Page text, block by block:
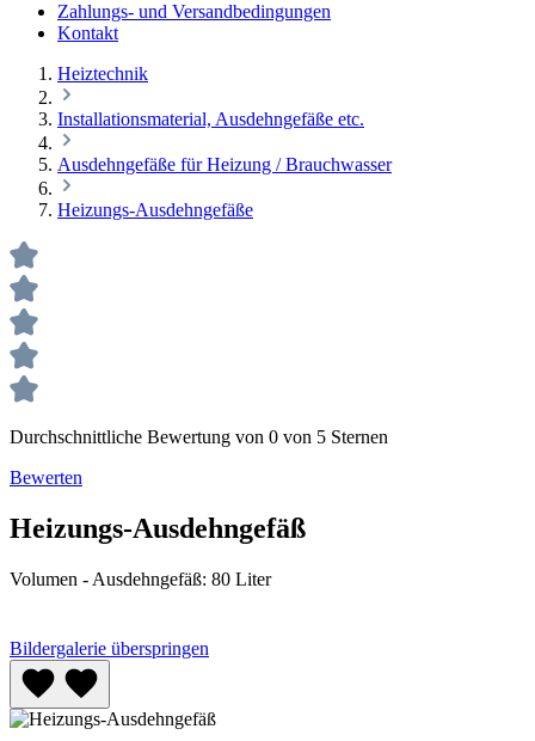
Zahlungs- und Versandbedingungen
Kontakt
Heiztechnik
Installationsmaterial, Ausdehngefäße etc.
Ausdehngefäße für Heizung / Brauchwasser
Heizungs-Ausdehngefäße
Durchschnittliche Bewertung von 0 von 5 Sternen
Bewerten
Heizungs-Ausdehngefäß
Volumen - Ausdehngefäß: 80 Liter
Bildergalerie überspringen